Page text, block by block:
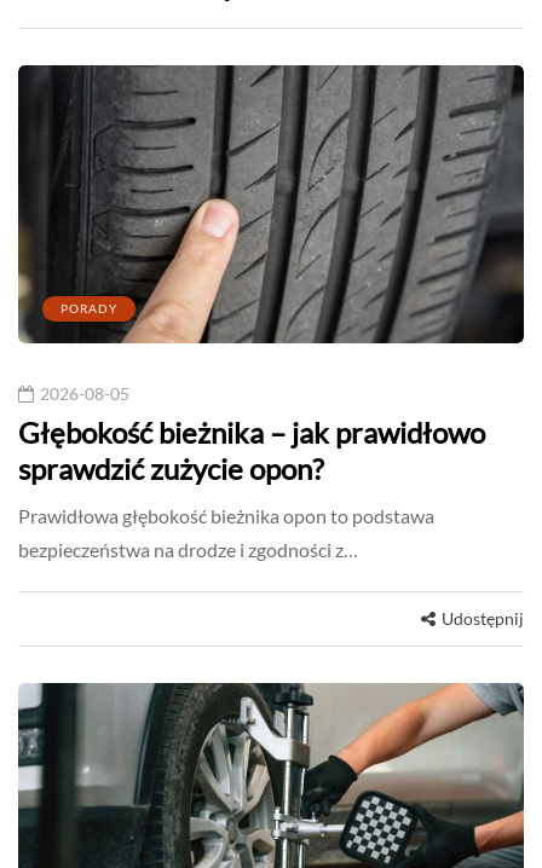
PORADY
2026-08-05
Głębokość bieżnika – jak prawidłowo
sprawdzić zużycie opon?
Prawidłowa głębokość bieżnika opon to podstawa
bezpieczeństwa na drodze i zgodności z…
Udostępnij